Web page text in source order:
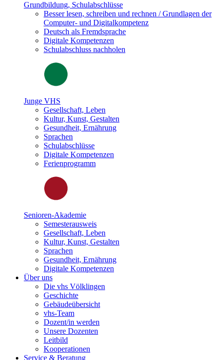
Grundbildung, Schulabschlüsse
Besser lesen, schreiben und rechnen / Grundlagen der
Computer- und Digitalkompetenz
Deutsch als Fremdsprache
Digitale Kompetenzen
Schulabschluss nachholen
Junge VHS
Gesellschaft, Leben
Kultur, Kunst, Gestalten
Gesundheit, Ernährung
Sprachen
Schulabschlüsse
Digitale Kompetenzen
Ferienprogramm
Senioren-Akademie
Semesterausweis
Gesellschaft, Leben
Kultur, Kunst, Gestalten
Sprachen
Gesundheit, Ernährung
Digitale Kompetenzen
Über uns
Die vhs Völklingen
Geschichte
Gebäudeübersicht
vhs-Team
Dozent/in werden
Unsere Dozenten
Leitbild
Kooperationen
Service & Beratung